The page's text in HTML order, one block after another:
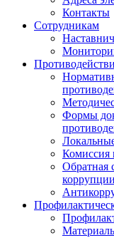
Контакты
Сотрудникам
Формы
Комиссия
Обратная
коррупции